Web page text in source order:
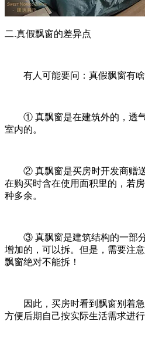
二.真假飘窗的差异点
有人可能要问：真假飘窗有啥
① 真飘窗是在建筑外的，透气
室内的。
② 真飘窗是买房时开发商赠送
在购买时含在使用面积里的，若
种多余。
③ 真飘窗是建筑结构的一部分
增加的，可以拆。但是，需要注
飘窗绝对不能拆！
因此，买房时看到飘窗别着急
方便后期自己按实际生活需求进行